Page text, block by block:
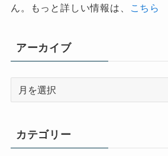
ん。もっと詳しい情報は、
こちら
アーカイブ
ブ
カテゴリー